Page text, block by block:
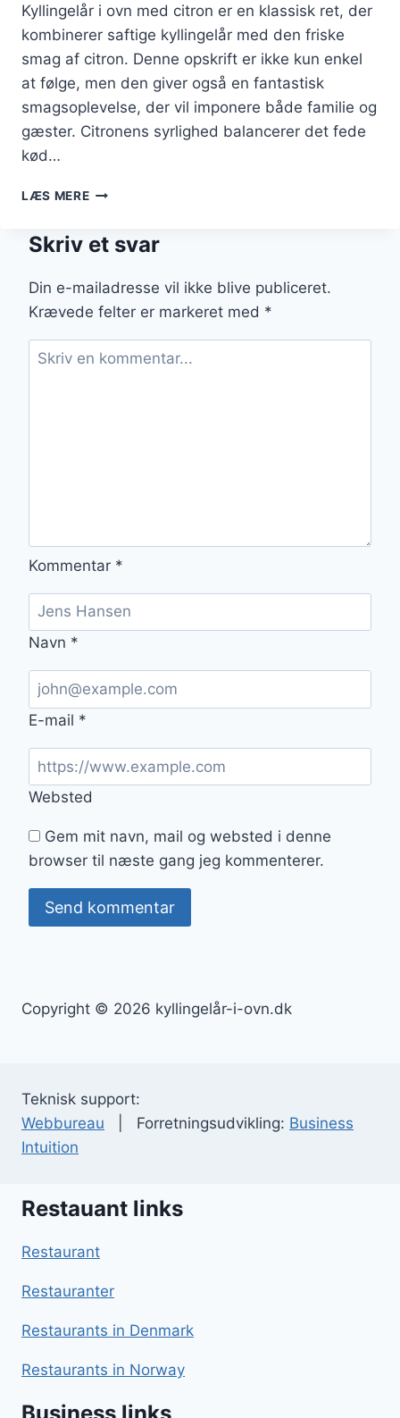
Kyllingelår i ovn med citron er en klassisk ret, der
kombinerer saftige kyllingelår med den friske
smag af citron. Denne opskrift er ikke kun enkel
at følge, men den giver også en fantastisk
smagsoplevelse, der vil imponere både familie og
gæster. Citronens syrlighed balancerer det fede
kød…
LÆS MEREKYLLINGELÅR
OPSKRIFT
CITRON
Skriv et svar
Din e-mailadresse vil ikke blive publiceret.
Krævede felter er markeret med *
Kommentar *
Navn *
E-mail *
Websted
Gem mit navn, mail og websted i denne
browser til næste gang jeg kommenterer.
Copyright © 2026 kyllingelår-i-ovn.dk
Teknisk support:
Webbureau | Forretningsudvikling: Business
Intuition
Restauant links
Restaurant
Restauranter
Restaurants in Denmark
Restaurants in Norway